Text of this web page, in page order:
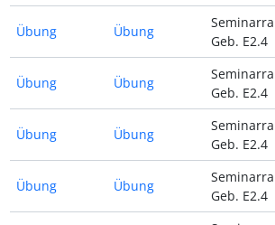
Übung Übung
Geb. E2.4
Übung Übung
Geb. E2.4
Übung Übung
Geb. E2.4
Übung Übung
Geb. E2.4